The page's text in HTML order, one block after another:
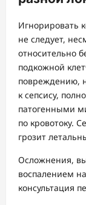
Игнорировать
не следует,
относительно
подкожной
повреждению,
к сепсису,
патогенными
по кровотоку.
грозит
Осложнения,
воспалением
консультация